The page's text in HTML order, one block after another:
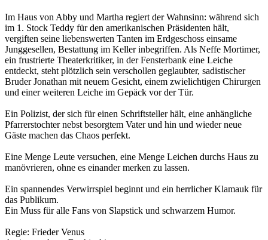
Im Haus von Abby und Martha regiert der Wahnsinn: während sich
im 1. Stock Teddy für den amerikanischen Präsidenten hält,
vergiften seine liebenswerten Tanten im Erdgeschoss einsame
Junggesellen, Bestattung im Keller inbegriffen. Als Neffe Mortimer,
ein frustrierte Theaterkritiker, in der Fensterbank eine Leiche
entdeckt, steht plötzlich sein verschollen geglaubter, sadistischer
Bruder Jonathan mit neuem Gesicht, einem zwielichtigen Chirurgen
und einer weiteren Leiche im Gepäck vor der Tür.
Ein Polizist, der sich für einen Schriftsteller hält, eine anhängliche
Pfarrerstochter nebst besorgtem Vater und hin und wieder neue
Gäste machen das Chaos perfekt.
Eine Menge Leute versuchen, eine Menge Leichen durchs Haus zu
manövrieren, ohne es einander merken zu lassen.
Ein spannendes Verwirrspiel beginnt und ein herrlicher Klamauk für
das Publikum.
Ein Muss für alle Fans von Slapstick und schwarzem Humor.
Regie: Frieder Venus